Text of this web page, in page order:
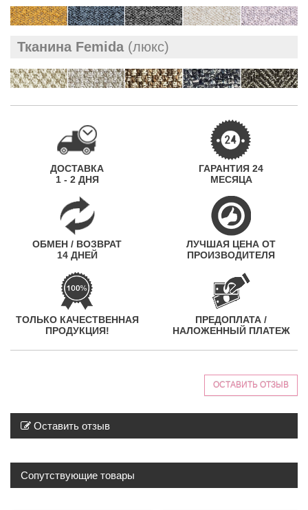
Тканина Femida (люкс)
ДОСТАВКА
1 - 2 ДНЯ
ГАРАНТИЯ 24
МЕСЯЦА
ОБМЕН / ВОЗВРАТ
14 ДНЕЙ
ЛУЧШАЯ ЦЕНА ОТ
ПРОИЗВОДИТЕЛЯ
ТОЛЬКО КАЧЕСТВЕННАЯ
ПРОДУКЦИЯ!
ПРЕДОПЛАТА /
НАЛОЖЕННЫЙ ПЛАТЕЖ
ОСТАВИТЬ ОТЗЫВ
Оставить отзыв
Сопутствующие товары